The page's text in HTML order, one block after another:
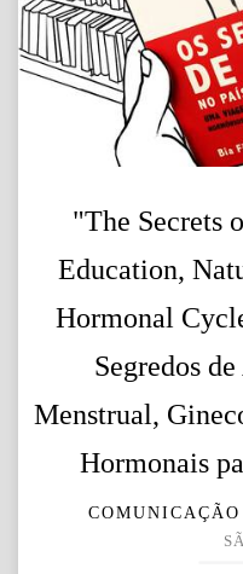
"The Secrets
Education,
Hormonal
Segredos
Menstrual,
Hormonais